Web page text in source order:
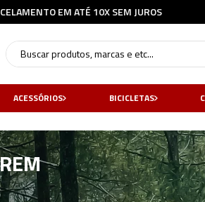
FRETE
Buscar produtos, marcas e etc...
ACESSÓRIOS BICICLETAS